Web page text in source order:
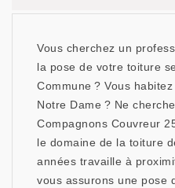
Vous cherchez un
la pose de votre toiture
Commune ? Vous
Notre Dame ? Ne
Compagnons Couvreur
le domaine de la toiture
années travaille à
vous assurons une pose